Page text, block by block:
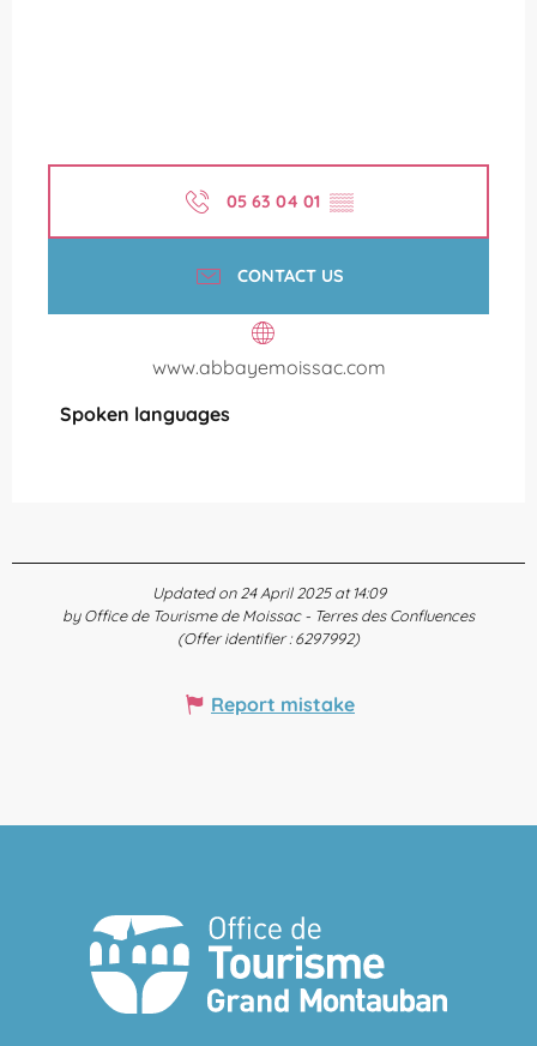
05 63 04 01 ▒▒
CONTACT US
www.abbayemoissac.com
Spoken languages
Spoken languages
Updated on 24 April 2025 at 14:09
by Office de Tourisme de Moissac - Terres des Confluences
(Offer identifier :6297992)
Report mistake